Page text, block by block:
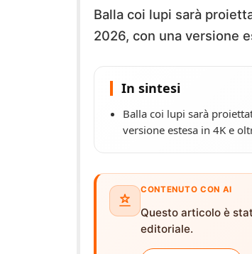
Balla coi lupi sarà
2026, con una versione
In sintesi
Balla coi lupi sarà
versione estesa in 4K e
CONTENUTO CON AI
Questo articolo è
editoriale.